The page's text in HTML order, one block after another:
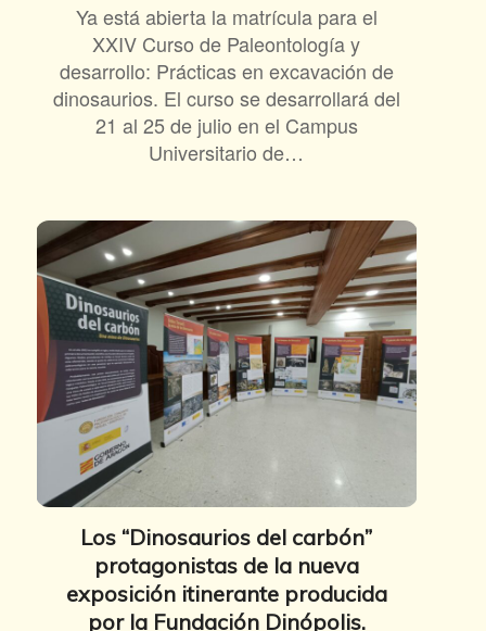
Ya está abierta la matrícula para el
XXIV Curso de Paleontología y
desarrollo: Prácticas en excavación de
dinosaurios. El curso se desarrollará del
21 al 25 de julio en el Campus
Universitario de…
Los “Dinosaurios del carbón”
protagonistas de la nueva
exposición itinerante producida
por la Fundación Dinópolis.